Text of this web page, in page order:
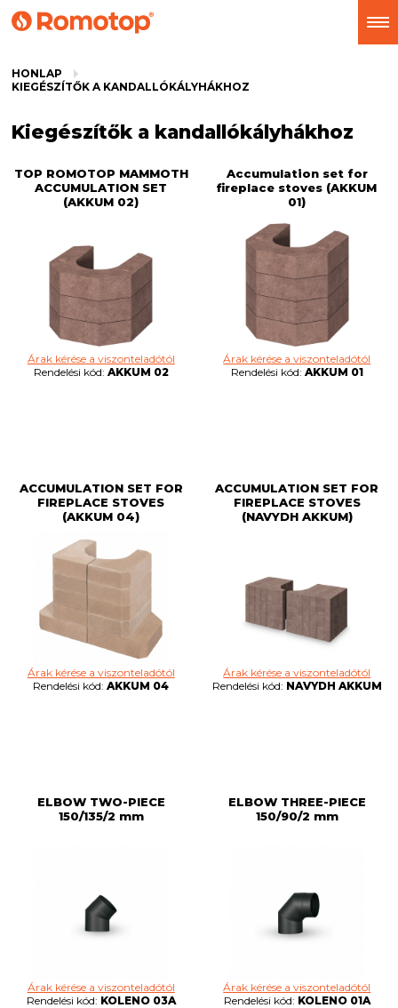
HONLAP
KIEGÉSZÍTŐK A KANDALLÓKÁLYHÁKHOZ
Kiegészítők a kandallókályhákhoz
TOP ROMOTOP MAMMOTH
ACCUMULATION SET
(AKKUM 02)
Árak kérése a viszonteladótól
Rendelési kód: AKKUM 02
Accumulation set for
fireplace stoves (AKKUM
01)
Árak kérése a viszonteladótól
Rendelési kód: AKKUM 01
ACCUMULATION SET FOR
FIREPLACE STOVES
(AKKUM 04)
Árak kérése a viszonteladótól
Rendelési kód:AKKUM 04
ACCUMULATION SET FOR
FIREPLACE STOVES
(NAVYDH AKKUM)
Árak kérése a viszonteladótól
Rendelési kód: NAVYDH AKKUM
ELBOW TWO-PIECE
150/135/2 mm
Árak kérése a viszonteladótól
Rendelési kód: KOLENO 03A
ELBOW THREE-PIECE
150/90/2 mm
Árak kérése a viszonteladótól
Rendelési kód: KOLENO 01A